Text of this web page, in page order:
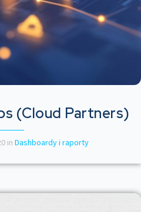
(Cloud Partners)
in Dashboardy i raporty